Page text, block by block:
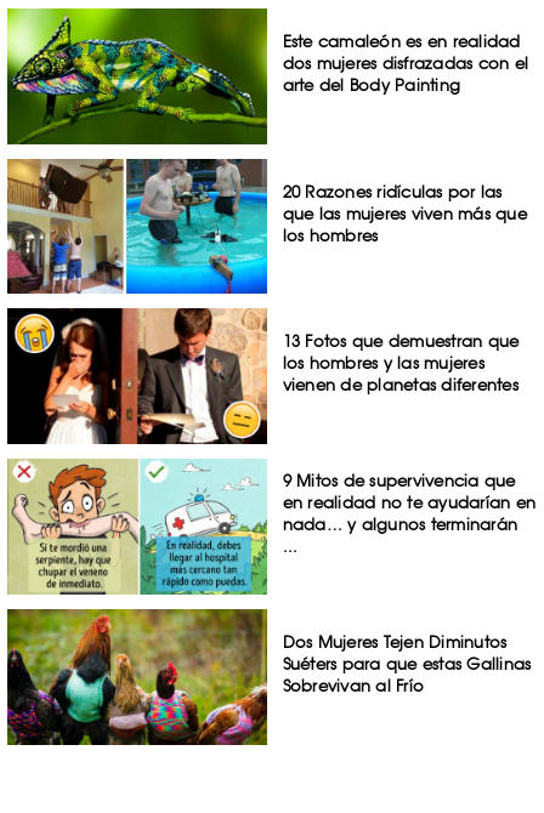
Este camaleón es en realidad
dos mujeres disfrazadas con el
arte del Body Painting
20 Razones ridículas por las
que las mujeres viven más que
los hombres
13 Fotos que demuestran que
los hombres y las mujeres
vienen de planetas diferentes
9 Mitos de supervivencia que
en realidad no te ayudarían en
nada… y algunos terminarán
...
Dos Mujeres Tejen Diminutos
Suéters para que estas Gallinas
Sobrevivan al Frío